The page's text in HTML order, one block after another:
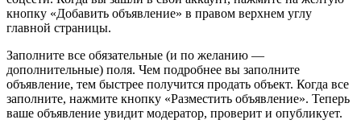
кнопку «Добавить объявление» в правом верхнем углу
главной страницы.
Заполните все обязательные (и по желанию —
дополнительные) поля. Чем подробнее вы заполните
объявление, тем быстрее получится продать объект. Когда все
заполните, нажмите кнопку «Разместить объявление». Теперь
ваше объявление увидит модератор, проверит и опубликует.